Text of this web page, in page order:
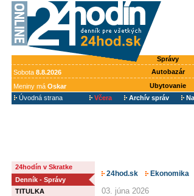
Správy
Sobota 8.8.2026 Autobazár
Meniny má Oskar Ubytovanie
Úvodná strana
Včera Archív správ
24hodín v Skratke
Denník - Správy
TITULKA
24hod.sk Ekonomika
03. júna 2026